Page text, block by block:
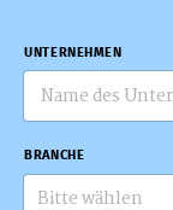
UNTERNEHMEN
BRANCHE
Bitte wählen